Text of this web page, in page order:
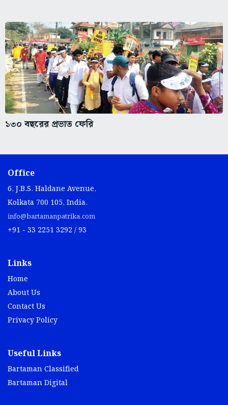
১৩০ বছরের প্রভাত ফেরি
Office
6, J.B.S. Haldane Avenue,
Kolkata 700 105, India.
info@bartamanpatrika.com
+91 - 33 2251 3292 / 93
Links
Home
About Us
Contact Us
Privacy Policy
Useful Links
Bartaman Classified
Bartaman Digital